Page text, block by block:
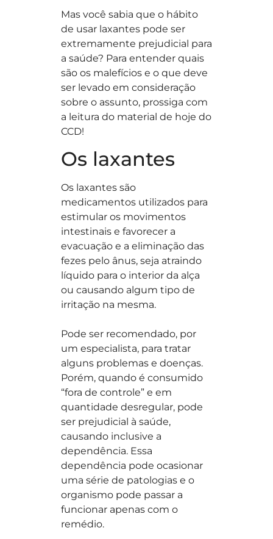
Mas você sabia que o hábito
de usar laxantes pode ser
extremamente prejudicial para
a saúde? Para entender quais
são os malefícios e o que deve
ser levado em consideração
sobre o assunto, prossiga com
a leitura do material de hoje do
CCD!
Os laxantes
Os laxantes são
medicamentos utilizados para
estimular os movimentos
intestinais e favorecer a
evacuação e a eliminação das
fezes pelo ânus, seja atraindo
líquido para o interior da alça
ou causando algum tipo de
irritação na mesma.
Pode ser recomendado, por
um especialista, para tratar
alguns problemas e doenças.
Porém, quando é consumido
“fora de controle” e em
quantidade desregular, pode
ser prejudicial à saúde,
causando inclusive a
dependência. Essa
dependência pode ocasionar
uma série de patologias e o
organismo pode passar a
funcionar apenas com o
remédio.